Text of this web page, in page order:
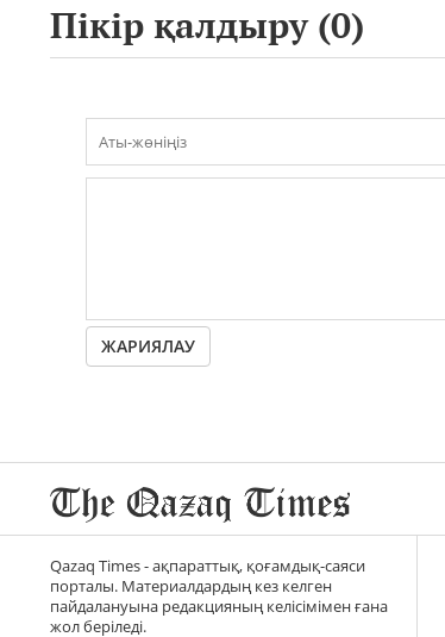
Пікір қалдыру (0)
ЖАРИЯЛАУ
Qazaq Times - ақпараттық, қоғамдық-саяси
порталы. Материалдардың кез келген
пайдалануына редакцияның келісімімен ғана
жол беріледі.